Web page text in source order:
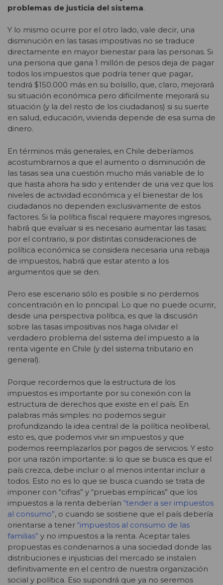
problemas de justicia del sistema.
Y lo mismo ocurre por el otro lado, vale decir, una
disminución en las tasas impositivas no se traduce
directamente en mayor bienestar para las personas. Si
una persona que gana 1 millón de pesos deja de pagar
todos los impuestos que podría tener que pagar,
tendrá $150.000 más en su bolsillo, que, claro, mejorará
su situación económica pero difícilmente mejorará su
situación (y la del resto de los ciudadanos) si su suerte
en salud, educación, vivienda depende de esa suma de
dinero.
En términos más generales, en Chile deberíamos
acostumbrarnos a que el aumento o disminución de
las tasas sea una cuestión mucho más variable de lo
que hasta ahora ha sido y entender de una vez que los
niveles de actividad económica y el bienestar de los
ciudadanos no dependen exclusivamente de estos
factores. Si la política fiscal requiere mayores ingresos,
habrá que evaluar si es necesario aumentar las tasas;
por el contrario, si por distintas consideraciones de
política económica se considera necesaria una rebaja
de impuestos, habrá que estar atento a los
argumentos que se den.
Pero ese escenario sólo es posible si no perdemos
concentración en lo principal. Lo que no puede ocurrir,
desde una perspectiva política, es que la discusión
sobre las tasas impositivas nos haga olvidar el
verdadero problema del sistema del impuesto a la
renta vigente en Chile (y del sistema tributario en
general).
Porque recordemos que la estructura de los
impuestos es importante por su conexión con la
estructura de derechos que existe en el país. En
palabras más simples: no podemos seguir
profundizando la idea central de la política neoliberal,
esto es, que podemos vivir sin impuestos y que
podemos reemplazarlos por pagos de servicios. Y esto
por una razón importante: si lo que se busca es que el
país crezca, debe incluir o al menos intentar incluir a
todos. Esto no es lo que se busca cuando se trata de
imponer con “cifras” y “pruebas empíricas” que los
impuestos a la renta deberían “tender a ser impuestos
al consumo”, o cuando se sostiene que el país debería
orientarse a tener “impuestos al consumo de las
familias” y no impuestos a la renta. Aceptar tales
propuestas es condenarnos a una sociedad donde las
distribuciones e injusticias del mercado se instalen
definitivamente en el centro de nuestra organización
social y política. Eso supondrá que ya no seremos